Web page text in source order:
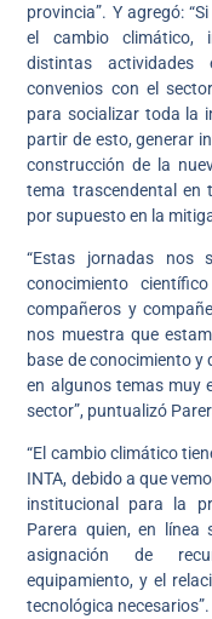
provincia”. Y agregó:
el cambio climático,
distintas actividades
convenios con el
para socializar toda la
partir de esto, generar
construcción de la
tema trascendental en
por supuesto en la
“Estas jornadas nos
conocimiento
compañeros y
nos muestra que
base de conocimiento y
en algunos temas muy
sector”, puntualizó
“El cambio climático
INTA, debido a que
institucional para la
Parera quien, en línea
asignación de
equipamiento, y el
tecnológica necesarios”.